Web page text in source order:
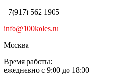
+7(917) 562 1905
info@100koles.ru
Москва
Время работы:
ежедневно с 9:00 до 18:00